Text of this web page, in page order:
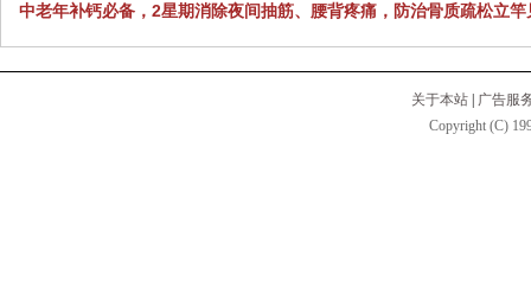
中老年补钙必备，2星期消除夜间抽筋、腰背疼痛，防治骨质疏松立竿
关于本站
广告服
Copyright (C)